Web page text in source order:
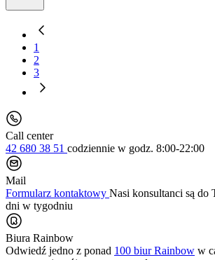
1
2
3
Call center
42 680 38 51 codziennie w godz. 8:00-22:00
Mail
Formularz kontaktowy Nasi konsultanci są do
dni w tygodniu
Biura Rainbow
Odwiedź jedno z ponad 100 biur Rainbow w